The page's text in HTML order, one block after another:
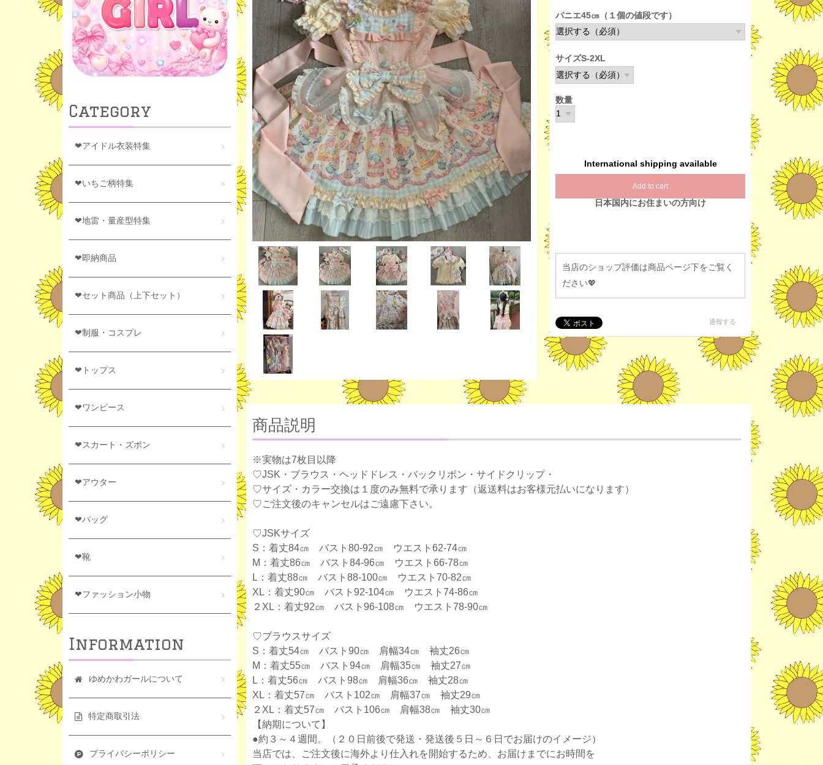
パニエ45㎝（１個の値段です）
サイズS-2XL
数量
International shipping available
Add to cart
日本国内にお住まいの方向け
当店のショップ評価は商品ページ下をご覧く
ださい💖
通報する
商品説明
※実物は7枚目以降
♡JSK・ブラウス・ヘッドドレス・バックリボン・サイドクリップ・
♡サイズ・カラー交換は１度のみ無料で承ります（返送料はお客様元払いになります）
♡ご注文後のキャンセルはご遠慮下さい。
♡JSKサイズ
S：着丈84㎝ バスト80-92㎝ ウエスト62-74㎝
M：着丈86㎝ バスト84-96㎝ ウエスト66-78㎝
L：着丈88㎝ バスト88-100㎝ ウエスト70-82㎝
XL：着丈90㎝ バスト92-104㎝ ウエスト74-86㎝
２XL：着丈92㎝ バスト96-108㎝ ウエスト78-90㎝
♡ブラウスサイズ
S：着丈54㎝ バスト90㎝ 肩幅34㎝ 袖丈26㎝
M：着丈55㎝ バスト94㎝ 肩幅35㎝ 袖丈27㎝
L：着丈56㎝ バスト98㎝ 肩幅36㎝ 袖丈28㎝
XL：着丈57㎝ バスト102㎝ 肩幅37㎝ 袖丈29㎝
２XL：着丈57㎝ バスト106㎝ 肩幅38㎝ 袖丈30㎝
【納期について】
●約３～４週間。（２０日前後で発送・発送後５日～６日でお届けのイメージ）
当店では、ご注文後に海外より仕入れを開始するため、お届けまでにお時間を
Category
❤アイドル衣装特集
❤いちご柄特集
❤地雷・量産型特集
❤即納商品
❤セット商品（上下セット）
❤制服・コスプレ
❤トップス
❤ワンピース
❤スカート・ズボン
❤アウター
❤バッグ
❤靴
❤ファッション小物
Information
ゆめかわガールについて
特定商取引法
プライバシーポリシー